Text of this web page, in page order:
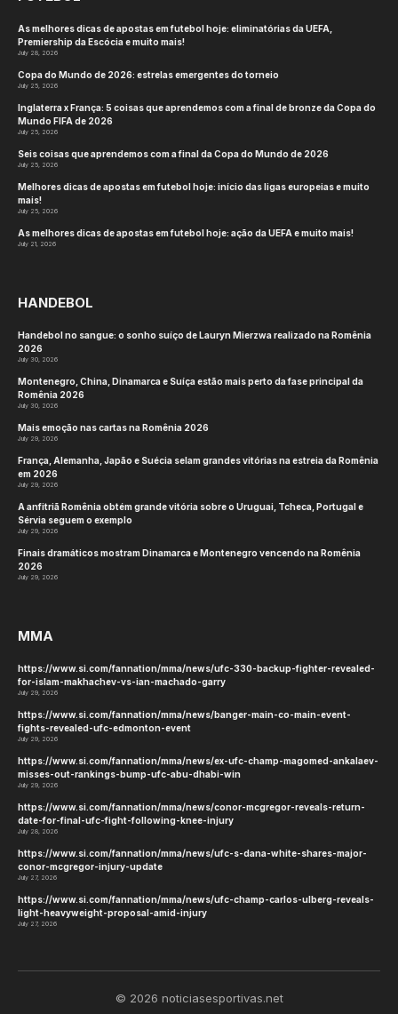
As melhores dicas de apostas em futebol hoje: eliminatórias da UEFA,
Premiership da Escócia e muito mais!
July 28, 2026
Copa do Mundo de 2026: estrelas emergentes do torneio
July 25, 2026
Inglaterra x França: 5 coisas que aprendemos com a final de bronze da Copa do
Mundo FIFA de 2026
July 25, 2026
Seis coisas que aprendemos com a final da Copa do Mundo de 2026
July 25, 2026
Melhores dicas de apostas em futebol hoje: início das ligas europeias e muito
mais!
July 25, 2026
As melhores dicas de apostas em futebol hoje: ação da UEFA e muito mais!
July 21, 2026
HANDEBOL
Handebol no sangue: o sonho suíço de Lauryn Mierzwa realizado na Romênia
2026
July 30, 2026
Montenegro, China, Dinamarca e Suíça estão mais perto da fase principal da
Romênia 2026
July 30, 2026
Mais emoção nas cartas na Romênia 2026
July 29, 2026
França, Alemanha, Japão e Suécia selam grandes vitórias na estreia da Romênia
em 2026
July 29, 2026
A anfitriã Romênia obtém grande vitória sobre o Uruguai, Tcheca, Portugal e
Sérvia seguem o exemplo
July 29, 2026
Finais dramáticos mostram Dinamarca e Montenegro vencendo na Romênia
2026
July 29, 2026
MMA
https://www.si.com/fannation/mma/news/ufc-330-backup-fighter-revealed-
for-islam-makhachev-vs-ian-machado-garry
July 29, 2026
https://www.si.com/fannation/mma/news/banger-main-co-main-event-
fights-revealed-ufc-edmonton-event
July 29, 2026
https://www.si.com/fannation/mma/news/ex-ufc-champ-magomed-ankalaev-
misses-out-rankings-bump-ufc-abu-dhabi-win
July 29, 2026
https://www.si.com/fannation/mma/news/conor-mcgregor-reveals-return-
date-for-final-ufc-fight-following-knee-injury
July 28, 2026
https://www.si.com/fannation/mma/news/ufc-s-dana-white-shares-major-
conor-mcgregor-injury-update
July 27, 2026
https://www.si.com/fannation/mma/news/ufc-champ-carlos-ulberg-reveals-
light-heavyweight-proposal-amid-injury
July 27, 2026
© 2026 noticiasesportivas.net